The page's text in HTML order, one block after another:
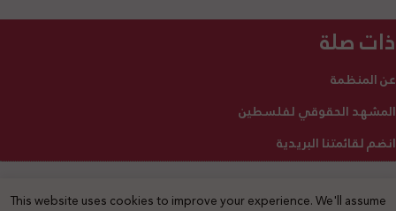
ذات صلة
عن المنظمة
المشهد الحقوقي لفلسطين
انضم لقائمتنا البريدية
This website uses cookies to improve your experience. We'll assume